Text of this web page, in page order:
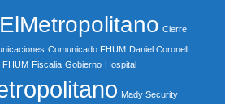
Cierre
Comunicado FHUM Daniel Coronell
FHUM Fiscalia Gobierno Hospital
Mady Security